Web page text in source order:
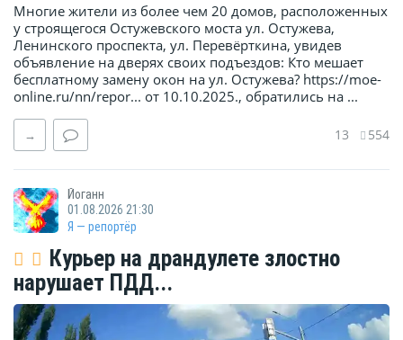
Многие жители из более чем 20 домов, расположенных
у строящегося Остужевского моста ул. Остужева,
Ленинского проспекта, ул. Перевёрткина, увидев
объявление на дверях своих подъездов: Кто мешает
бесплатному замену окон на ул. Остужева? https://moe-
online.ru/nn/repor... от 10.10.2025., обратились на ...
→ 13 554
Йоганн
01.08.2026 21:30
Я — репортёр
Курьер на драндулете злостно
нарушает ПДД...